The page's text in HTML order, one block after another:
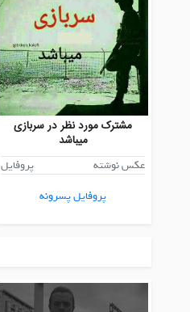
مشترک مورد نظر در سربازی
میباشد
عکس نوشته
پروفایل
پروفایل پسرونه